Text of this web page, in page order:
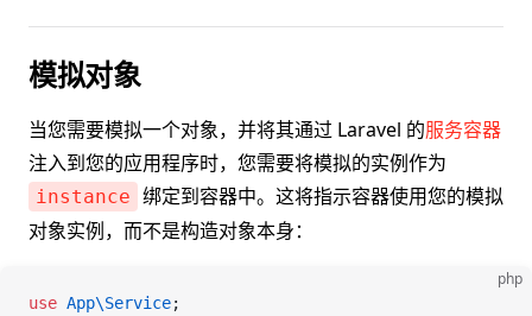
模拟对象
当您需要模拟一个对象，并将其通过 Laravel 的服务容器
注入到您的应用程序时，您需要将模拟的实例作为
instance 绑定到容器中。这将指示容器使用您的模拟
对象实例，而不是构造对象本身：
php
use App\Service;